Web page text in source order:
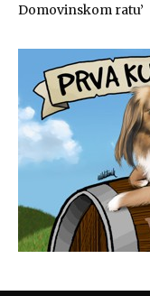
Domovinskom ratu’